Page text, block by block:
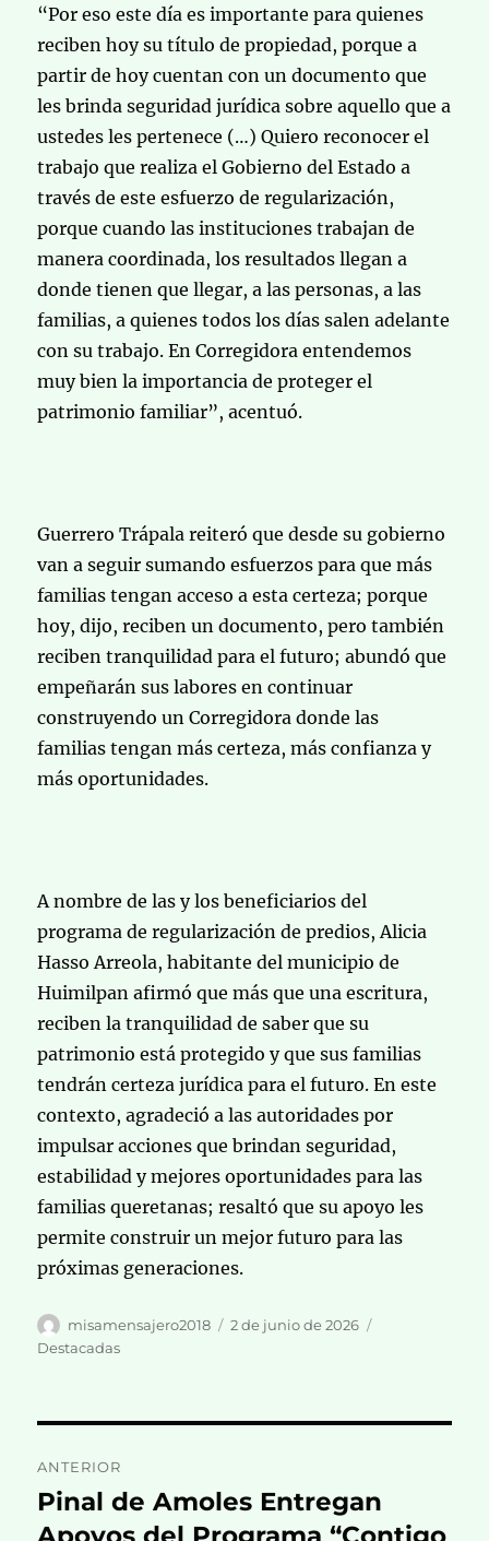
“Por eso este día es importante para quienes
reciben hoy su título de propiedad, porque a
partir de hoy cuentan con un documento que
les brinda seguridad jurídica sobre aquello que a
ustedes les pertenece (…) Quiero reconocer el
trabajo que realiza el Gobierno del Estado a
través de este esfuerzo de regularización,
porque cuando las instituciones trabajan de
manera coordinada, los resultados llegan a
donde tienen que llegar, a las personas, a las
familias, a quienes todos los días salen adelante
con su trabajo. En Corregidora entendemos
muy bien la importancia de proteger el
patrimonio familiar”, acentuó.
Guerrero Trápala reiteró que desde su gobierno
van a seguir sumando esfuerzos para que más
familias tengan acceso a esta certeza; porque
hoy, dijo, reciben un documento, pero también
reciben tranquilidad para el futuro; abundó que
empeñarán sus labores en continuar
construyendo un Corregidora donde las
familias tengan más certeza, más confianza y
más oportunidades.
A nombre de las y los beneficiarios del
programa de regularización de predios, Alicia
Hasso Arreola, habitante del municipio de
Huimilpan afirmó que más que una escritura,
reciben la tranquilidad de saber que su
patrimonio está protegido y que sus familias
tendrán certeza jurídica para el futuro. En este
contexto, agradeció a las autoridades por
impulsar acciones que brindan seguridad,
estabilidad y mejores oportunidades para las
familias queretanas; resaltó que su apoyo les
permite construir un mejor futuro para las
próximas generaciones.
Autor
misamensajero2018
Publicado
2 de junio de 2026
Destacadas
de
ANTERIOR
Entrada
anterior:
Pinal de Amoles Entregan